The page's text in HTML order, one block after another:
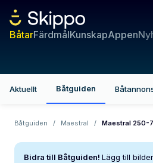
BåtarFärdmålKunskapAppen
Aktuellt Båtguiden
Båtguiden / Maestral / Maestral 250-
Bidra till Båtguiden! Lägg till